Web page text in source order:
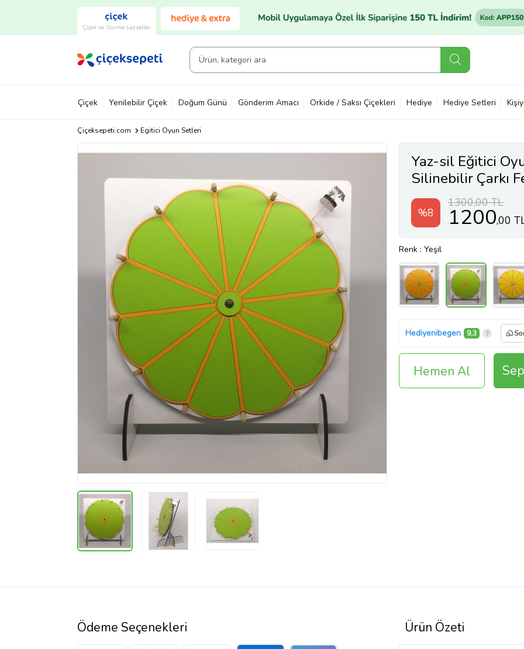
Çiçek ve Gurme Lezzetler
Çiçek Yenilebilir Çiçek Doğum Günü Gönderim Amacı Orkide / Saksı Çiçekleri Hediye Hediye Setleri
Çiçeksepeti.com Egitici Oyun Setleri
Yaz-sil Eğitici
Silinebilir Çarkı
(Yeşil)
%8
1300,00 TL
1200,00
Renk : Yeşil
Hediyenibegen 9,3
Hemen Al
Ürün Özeti
Ödeme Seçenekleri